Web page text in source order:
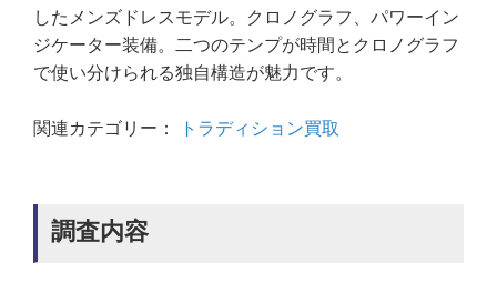
したメンズドレスモデル。クロノグラフ、パワーイン
ジケーター装備。二つのテンプが時間とクロノグラフ
で使い分けられる独自構造が魅力です。
関連カテゴリー： トラディション買取
調査内容